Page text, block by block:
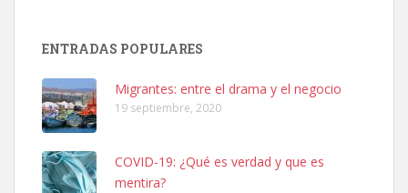
PERRO MACHO RAZA SHIBA CON MICROCHIP PERDIDO HOY
06/07/2025 ZONA MESA Y LOPEZ. ES MUY ASUSTADIZO
Leales.org » Gran Canaria
ENTRADAS POPULARES
Migrantes: entre el drama y el negocio
19 septiembre, 2020
COVID-19: ¿Qué es verdad y que es
mentira?